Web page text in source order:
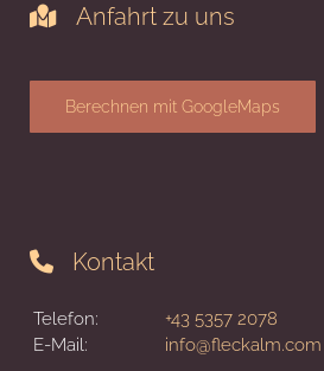
 Anfahrt zu uns
Berechnen mit GoogleMaps
 Kontakt
Telefon:
+43 5357 2078
E-Mail:
info@fleckalm.com